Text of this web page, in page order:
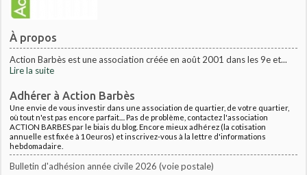
À propos
Action Barbès est une association créée en août 2001 dans les 9e et...
Lire la suite
Adhérer à Action Barbès
Une envie de vous investir dans une association de quartier, de votre quartier,
où tout n'est pas encore parfait.... Pas de problème, contactez l'association
ACTION BARBES par le biais du blog. Encore mieux adhérez (la cotisation
annuelle est fixée à 10euros) et inscrivez-vous à la lettre d'informations
hebdomadaire.
Bulletin d'adhésion année civile 2026 (voie postale)